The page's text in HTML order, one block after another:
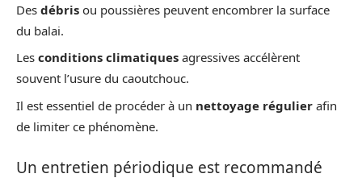
Des débris ou poussières peuvent encombrer la surface
du balai.
Les conditions climatiques agressives accélèrent
souvent l’usure du caoutchouc.
Il est essentiel de procéder à un nettoyage régulier afin
de limiter ce phénomène.
Un entretien périodique est recommandé